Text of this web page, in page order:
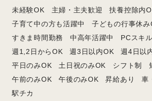
未経験OK 主婦・主夫歓迎
扶養控除内
子育て中の方も活躍中
子どもの行事休み
すきま時間勤務
中高年活躍中
PCスキ
週1,2日からOK
週3日以内OK
週4日以
平日のみOK
土日祝のみOK シフト制
午前のみOK
午後のみOK 昇給あり
車
駅チカ